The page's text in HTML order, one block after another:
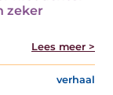
zeker
Lees meer >
verhaal